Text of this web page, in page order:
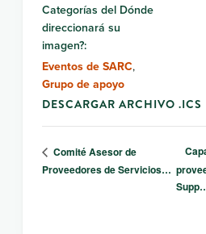
Categorías del Dónde
direccionará su
imagen?:
Eventos de SARC,
Grupo de apoyo
DESCARGAR ARCHIVO .ICS
Comité Asesor de
Proveedores de Servicios…